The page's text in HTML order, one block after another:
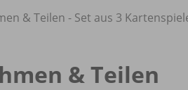
& Teilen - Set aus 3
& Teilen